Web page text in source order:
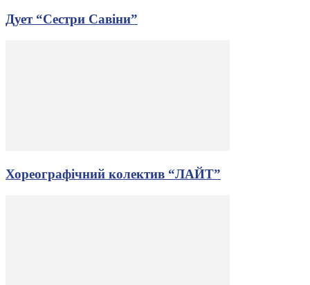
Дует “Сестри Савіни”
Хореографічний колектив “ЛАЙТ”